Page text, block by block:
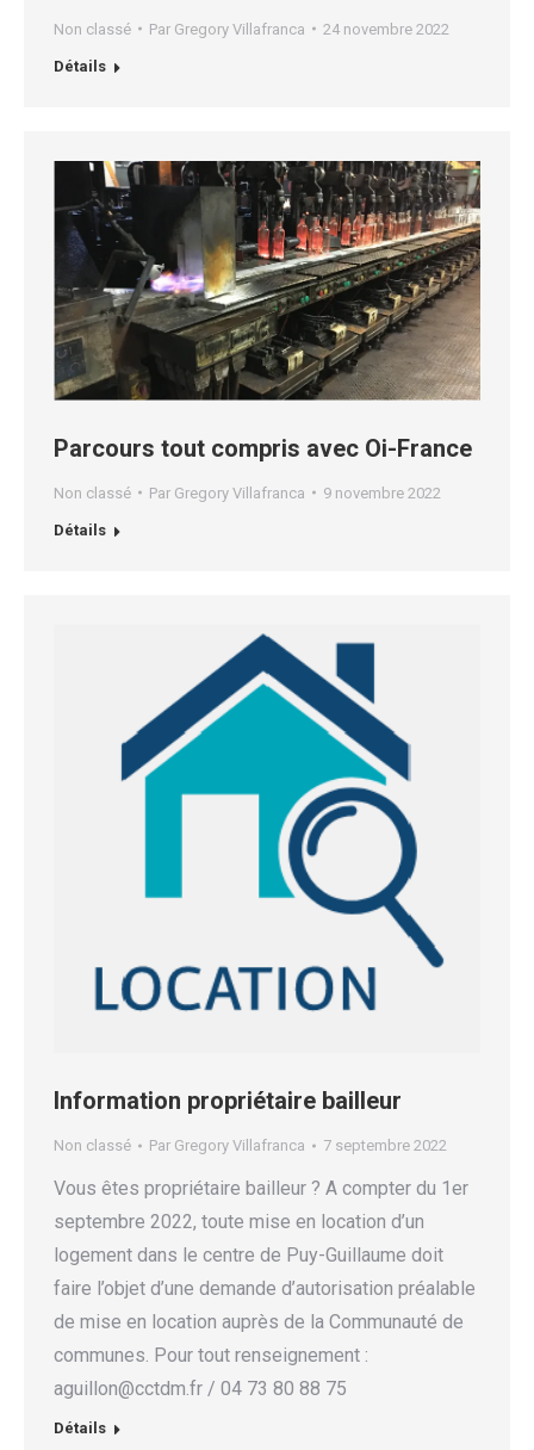
Non classé Par Gregory Villafranca 24 novembre 2022
Détails
Parcours tout compris avec Oi-France
Non classé Par Gregory Villafranca 9 novembre 2022
Détails
Information propriétaire bailleur
Non classé Par Gregory Villafranca 7 septembre 2022
Vous êtes propriétaire bailleur ? A compter du 1er
septembre 2022, toute mise en location d’un
logement dans le centre de Puy-Guillaume doit
faire l’objet d’une demande d’autorisation préalable
de mise en location auprès de la Communauté de
communes. Pour tout renseignement :
aguillon@cctdm.fr / 04 73 80 88 75
Détails